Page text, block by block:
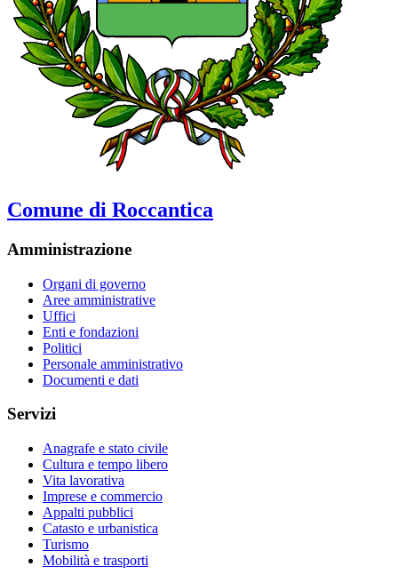
Comune di Roccantica
Amministrazione
Organi di governo
Aree amministrative
Uffici
Enti e fondazioni
Politici
Personale amministrativo
Documenti e dati
Servizi
Anagrafe e stato civile
Cultura e tempo libero
Vita lavorativa
Imprese e commercio
Appalti pubblici
Catasto e urbanistica
Turismo
Mobilità e trasporti